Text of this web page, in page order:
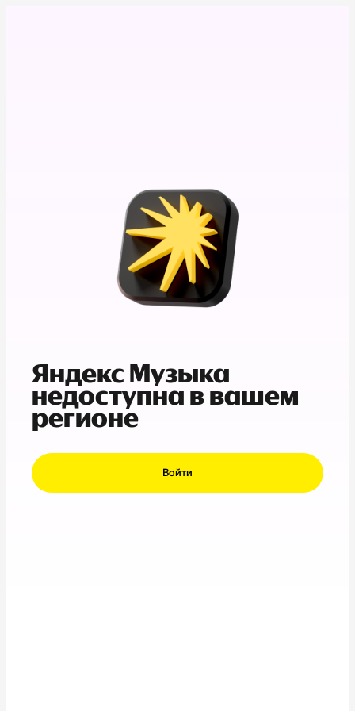
Яндекс Музыка
недоступна в вашем
регионе
Войти